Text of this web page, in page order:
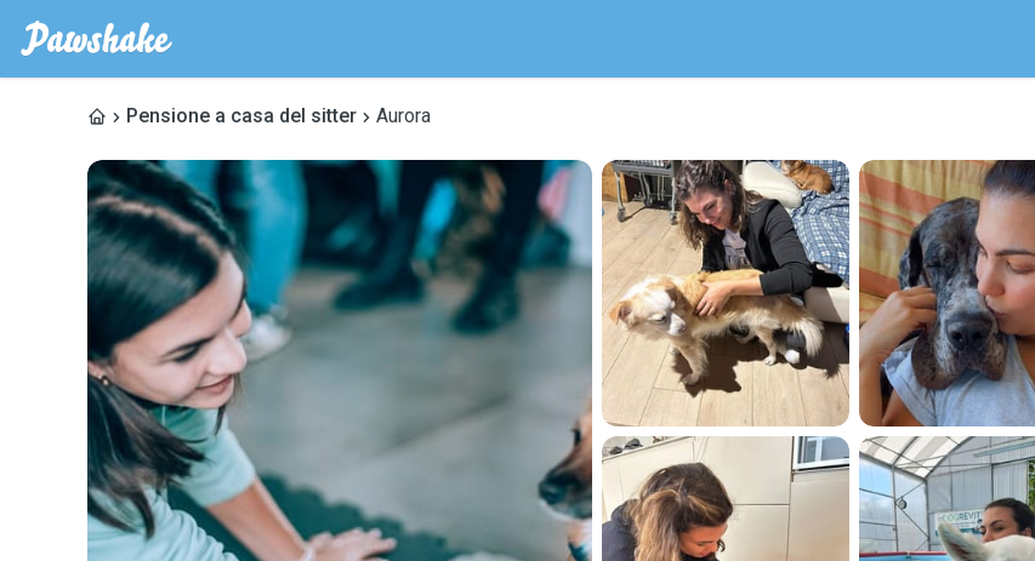
Pensione a casa del sitter Aurora